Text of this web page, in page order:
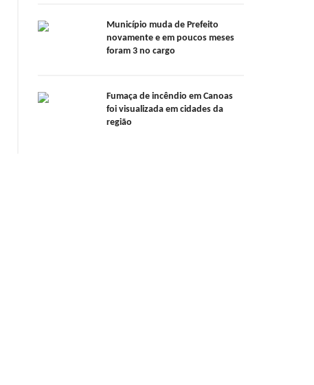
Município muda de Prefeito
novamente e em poucos meses
foram 3 no cargo
Fumaça de incêndio em Canoas
foi visualizada em cidades da
região